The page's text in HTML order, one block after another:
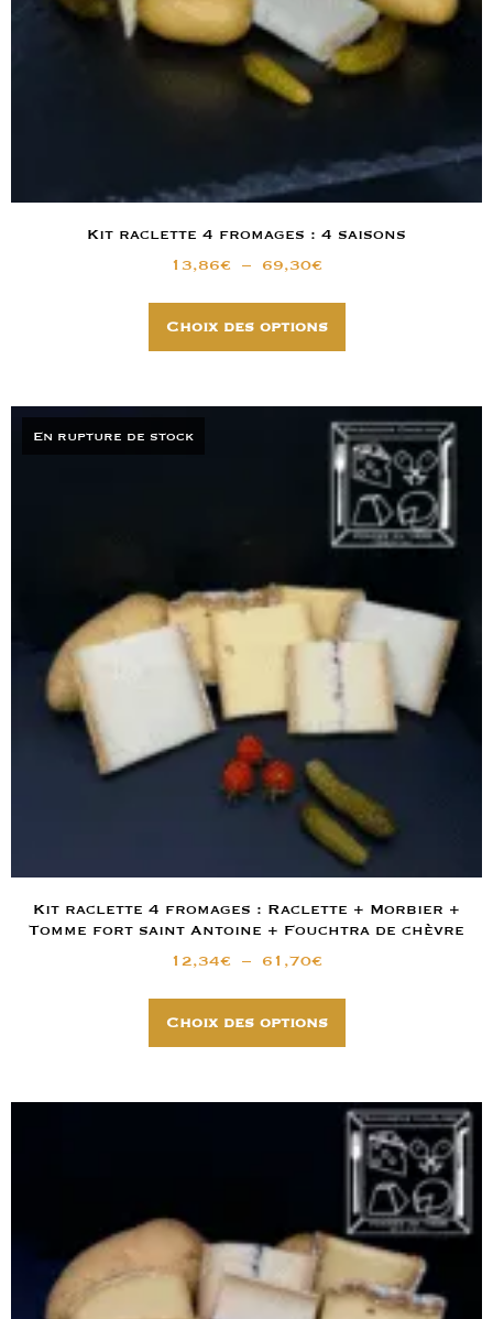
Kit raclette 4 fromages : 4 saisons
13,86€ – 69,30€
Choix des options
En rupture de stock
Kit raclette 4 fromages : Raclette + Morbier +
Tomme fort saint Antoine + Fouchtra de chèvre
12,34€ – 61,70€
Choix des options